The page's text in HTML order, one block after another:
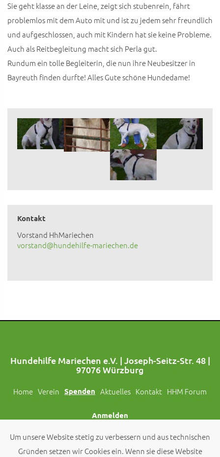
Sie geht klasse an der Leine, zeigt sich stubenrein, fährt
problemlos mit dem Auto mit und ist zu jedem sehr freundlich
und aufgeschlossen, auch mit Kindern hat sie keine Probleme.
Auch als Reitbegleitung macht sich Perla gut.
Rundum ein tolle Begleiterin, die nun ihre Neubesitzer in
Bayreuth finden durfte! Alles Gute schöne Hundedame!
Kontakt
Vorstand HhMariechen
vorstand@hundehilfe-mariechen.de
Hundehilfe Mariechen e.V. | Joseph-Seitz-Str. 48 |
97076 Würzburg
Home Verein Spenden Aktuelles Kontakt HHM Forum
Anmelden
Folgt uns auch auf Social Media!
Um unsere Website stetig zu verbessern und aus technischen
Gründen setzen wir Cookies ein. Wenn sie diese Website